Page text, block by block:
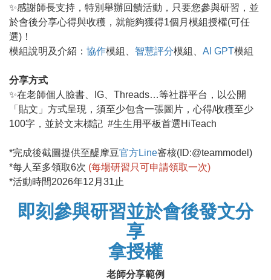
✨感謝師長支持，特別舉辦回饋活動，只要您參與研習，並
於會後分享心得與收穫，就能夠獲得1個月模組授權(可任
選)！
模組說明及介紹： 協作模組、 智慧評分模組、 AI GPT模組
分享方式
✨在老師個人臉書、IG、Threads…等社群平台，以公開
「貼文」方式呈現，須至少包含一張圖片，心得/收穫至少
100字，並於文末標記 #生生用平板首選HiTeach
*完成後截圖提供至醍摩豆官方Line審核(ID:@teammodel)
*每人至多領取6次 (每場研習只可申請領取一次)
*活動時間2026年12月31止
即刻參與研習並於會後發文分
享
拿授權
老師分享範例